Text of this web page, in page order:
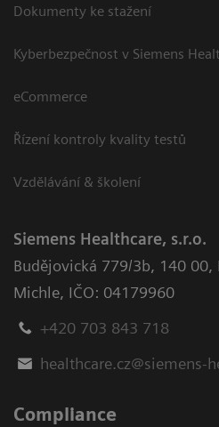
Dokumenty ke stažení
Kyberbezpečnost v Siemens
eCommerce
Řízení kontroly kvality testů
Vzdělávání & školení
Siemens Healthcare, s.r.o.
Budějovická 779/3b, 140 00,
Michle, IČO: 04179960
+420 703 843 718
healthcare.cz@siemens-
Compliance